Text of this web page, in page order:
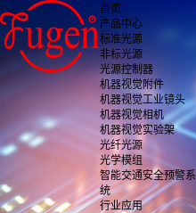
首页
产品中心
标准光源
非标光源
光源控制器
机器视觉附件
机器视觉工业镜头
机器视觉相机
机器视觉实验架
光纤光源
光学模组
智能交通安全预警系
统
行业应用